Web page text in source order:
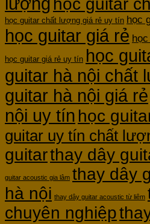
học guitar
học guitar chất lượng giá rẻ uy tín học
học guitar giá rẻ
học guitar giá rẻ uy tín học
guitar hà nội chất
guitar hà nội giá rẻ
nội uy tín học
guitar uy tín chất
guitarthay dây
guitar acoustic gia lâm thay dây
hà nội thay dây guitar acoustic từ liêm
chuyên nghiệp